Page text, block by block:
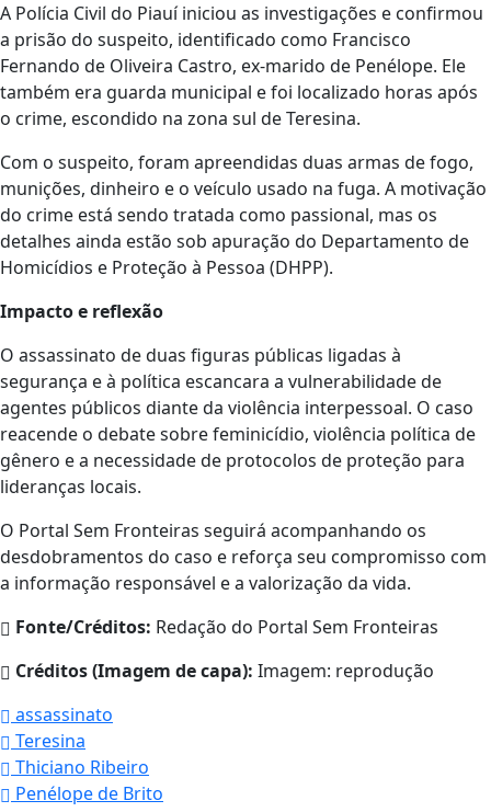
A Polícia Civil do Piauí iniciou as investigações e confirmou
a prisão do suspeito, identificado como Francisco
Fernando de Oliveira Castro, ex-marido de Penélope. Ele
também era guarda municipal e foi localizado horas após
o crime, escondido na zona sul de Teresina.
Com o suspeito, foram apreendidas duas armas de fogo,
munições, dinheiro e o veículo usado na fuga. A motivação
do crime está sendo tratada como passional, mas os
detalhes ainda estão sob apuração do Departamento de
Homicídios e Proteção à Pessoa (DHPP).
Impacto e reflexão
O assassinato de duas figuras públicas ligadas à
segurança e à política escancara a vulnerabilidade de
agentes públicos diante da violência interpessoal. O caso
reacende o debate sobre feminicídio, violência política de
gênero e a necessidade de protocolos de proteção para
lideranças locais.
O Portal Sem Fronteiras seguirá acompanhando os
desdobramentos do caso e reforça seu compromisso com
a informação responsável e a valorização da vida.
Fonte/Créditos: Redação do Portal Sem Fronteiras
Créditos (Imagem de capa): Imagem: reprodução
assassinato
Teresina
Thiciano Ribeiro
Penélope de Brito